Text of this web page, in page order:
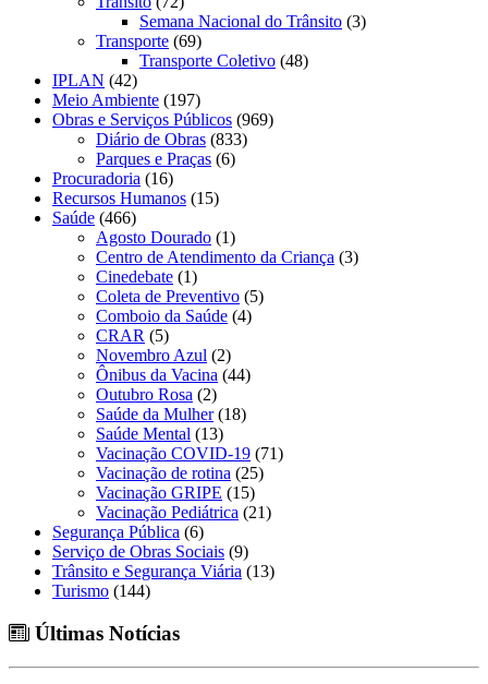
Semana Nacional do Trânsito (3)
Transporte (69)
Transporte Coletivo (48)
IPLAN (42)
Meio Ambiente (197)
Obras e Serviços Públicos (969)
Diário de Obras (833)
Parques e Praças (6)
Procuradoria (16)
Recursos Humanos (15)
Saúde (466)
Agosto Dourado (1)
Centro de Atendimento da Criança (3)
Cinedebate (1)
Coleta de Preventivo (5)
Comboio da Saúde (4)
CRAR (5)
Novembro Azul (2)
Ônibus da Vacina (44)
Outubro Rosa (2)
Saúde da Mulher(18)
Saúde Mental (13)
Vacinação COVID-19 (71)
Vacinação de rotina (25)
Vacinação GRIPE (15)
Vacinação Pediátrica (21)
Segurança Pública (6)
Serviço de Obras Sociais (9)
Trânsito e Segurança Viária (13)
Turismo (144)
Últimas Notícias